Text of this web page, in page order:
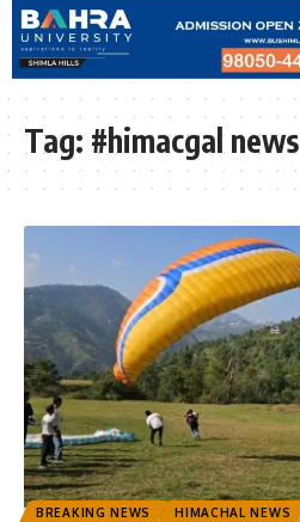
Tag: #himacgal news
BREAKING NEWS HIMACHAL NEWS